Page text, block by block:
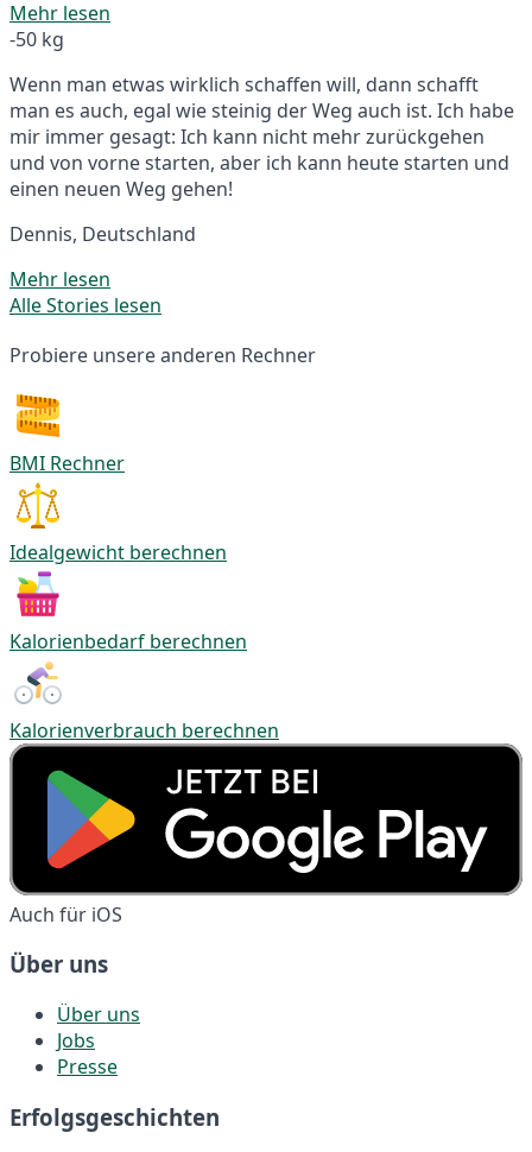
Mehr lesen
-50 kg
Wenn man etwas wirklich schaffen will, dann schafft
man es auch, egal wie steinig der Weg auch ist. Ich habe
mir immer gesagt: Ich kann nicht mehr zurückgehen
und von vorne starten, aber ich kann heute starten und
einen neuen Weg gehen!
Dennis, Deutschland
Mehr lesen
Alle Stories lesen
Probiere unsere anderen Rechner
BMI Rechner
Idealgewicht berechnen
Kalorienbedarf berechnen
Kalorienverbrauch berechnen
Auch für iOS
Über uns
Über uns
Jobs
Presse
Erfolgsgeschichten